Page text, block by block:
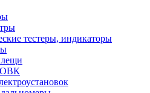
тестеры, индикаторы
ОВК